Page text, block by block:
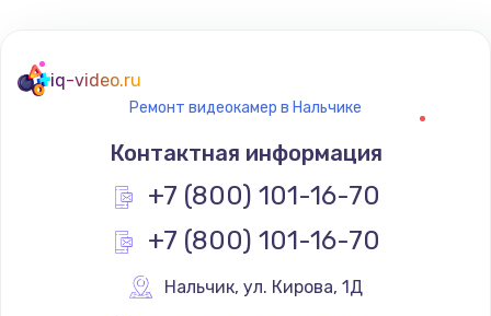
1795 руб.
Заказать
Ремонт разъема питания
1120 руб.
iq-video.ru
Ремонт видеокамер в Нальчике
Контактная информация
+7 (800) 101-16-70
+7 (800) 101-16-70
Нальчик, ул. Кирова, 1Д